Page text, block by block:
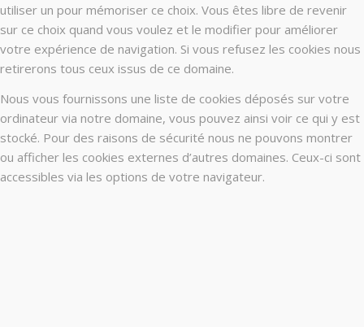
utiliser un pour mémoriser ce choix. Vous êtes libre de revenir
sur ce choix quand vous voulez et le modifier pour améliorer
votre expérience de navigation. Si vous refusez les cookies nous
retirerons tous ceux issus de ce domaine.
Nous vous fournissons une liste de cookies déposés sur votre
ordinateur via notre domaine, vous pouvez ainsi voir ce qui y est
stocké. Pour des raisons de sécurité nous ne pouvons montrer
ou afficher les cookies externes d’autres domaines. Ceux-ci sont
accessibles via les options de votre navigateur.